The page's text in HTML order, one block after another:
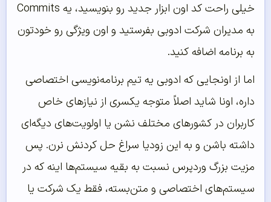
خیلی راحت کد اون ابزار جدید رو بنویسید، یه Commits
به مدیران شرکت ادوبی بفرستید و اون ویژگی رو خودتون
به برنامه اضافه کنید.
اما از اونجایی که ادوبی یه تیم برنامه‌نویسی اختصاصی
داره، اونا شاید اصلاً متوجه یکسری از نیازهای خاص
کاربران در کشورهای مختلف نشن یا اولویت‌های دیگه‌ای
داشته باشن و به این زودیا سراغ حل کردنش نرن. پس
مزیت بزرگ وردپرس نسبت به بقیه سیستم‌ها اینه که در
سیستم‌های اختصاصی و متن‌بسته، فقط یک شرکت یا